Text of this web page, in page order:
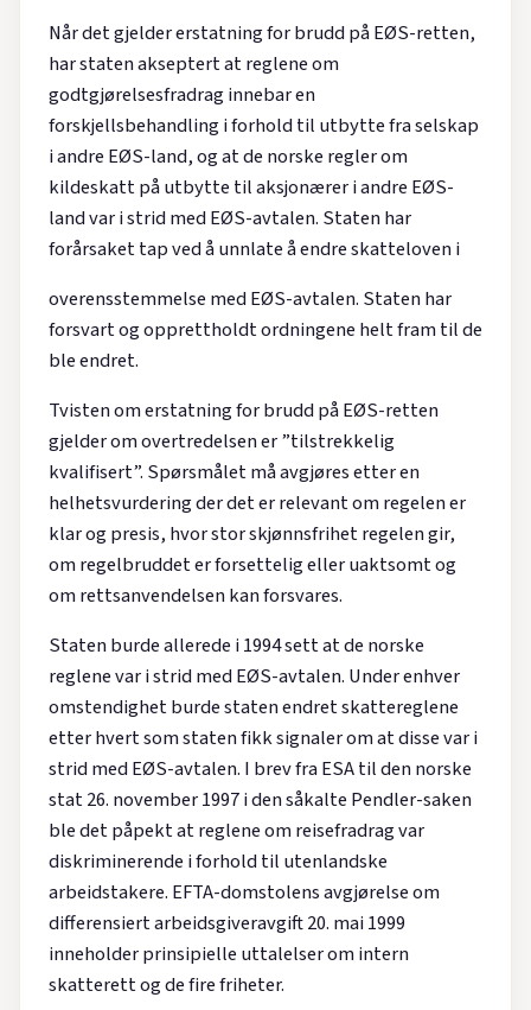
Når det gjelder erstatning for brudd på EØS-retten,
har staten akseptert at reglene om
godtgjørelsesfradrag innebar en
forskjellsbehandling i forhold til utbytte fra selskap
i andre EØS-land, og at de norske regler om
kildeskatt på utbytte til aksjonærer i andre EØS-
land var i strid med EØS-avtalen. Staten har
forårsaket tap ved å unnlate å endre skatteloven i
overensstemmelse med EØS-avtalen. Staten har
forsvart og opprettholdt ordningene helt fram til de
ble endret.
Tvisten om erstatning for brudd på EØS-retten
gjelder om overtredelsen er ”tilstrekkelig
kvalifisert”. Spørsmålet må avgjøres etter en
helhetsvurdering der det er relevant om regelen er
klar og presis, hvor stor skjønnsfrihet regelen gir,
om regelbruddet er forsettelig eller uaktsomt og
om rettsanvendelsen kan forsvares.
Staten burde allerede i 1994 sett at de norske
reglene var i strid med EØS-avtalen. Under enhver
omstendighet burde staten endret skattereglene
etter hvert som staten fikk signaler om at disse var i
strid med EØS-avtalen. I brev fra ESA til den norske
stat 26. november 1997 i den såkalte Pendler-saken
ble det påpekt at reglene om reisefradrag var
diskriminerende i forhold til utenlandske
arbeidstakere. EFTA-domstolens avgjørelse om
differensiert arbeidsgiveravgift 20. mai 1999
inneholder prinsipielle uttalelser om intern
skatterett og de fire friheter.